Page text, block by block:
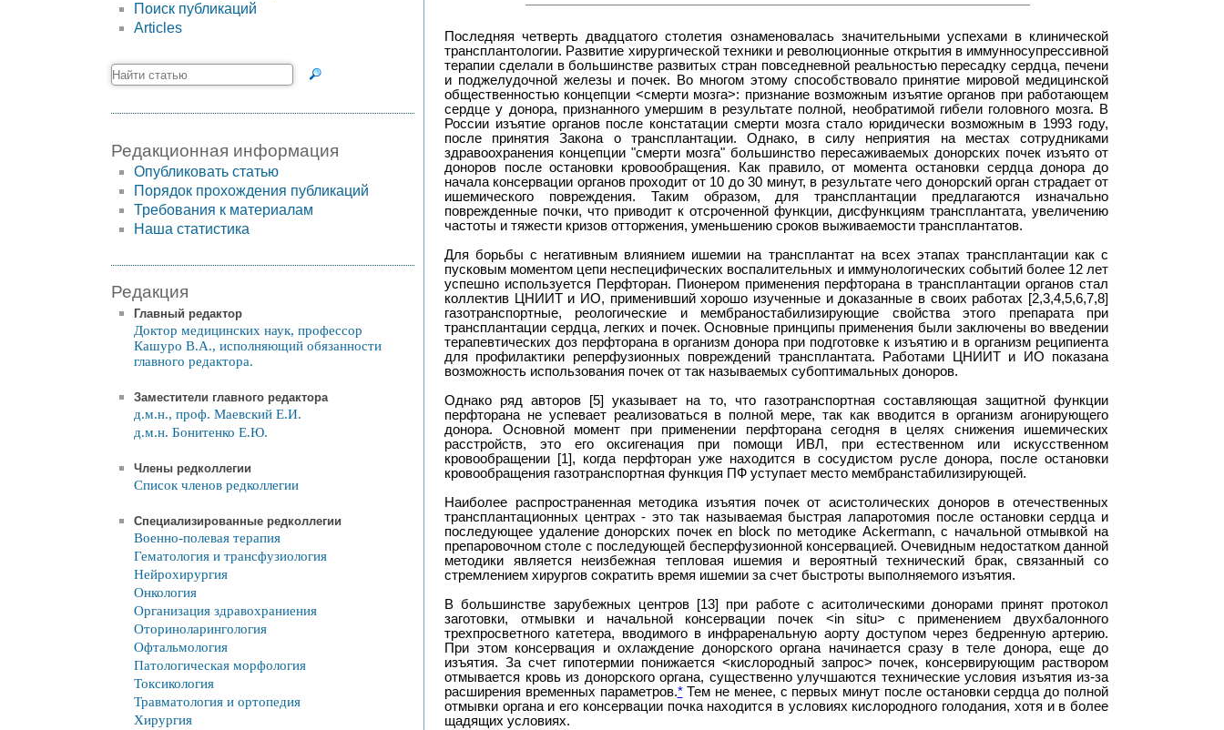
Поиск публикаций
Articles
Редакционная информация
Опубликовать статью
Порядок прохождения публикаций
Требования к материалам
Наша статистика
Редакция
Главный редактор
Доктор медицинских наук, профессор
Кашуро В.А., исполняющий обязанности
главного редактора.
Заместители главного редактора
д.м.н., проф. Маевский Е.И.
д.м.н. Бонитенко Е.Ю.
Члены редколлегии
Список членов редколлегии
Специализированные редколлегии
Военно-полевая терапия
Гематология и трансфузиология
Нейрохирургия
Онкология
Организация здравохраниения
Оториноларингология
Офтальмология
Патологическая морфология
Токсикология
Травматология и ортопедия
Хирургия
Последняя четверть двадцатого столетия ознаменовалась значительными успехами в клинической
трансплантологии. Развитие хирургической техники и революционные открытия в иммунносупрессивной
терапии сделали в большинстве развитых стран повседневной реальностью пересадку сердца, печени
и поджелудочной железы и почек. Во многом этому способствовало принятие мировой медицинской
общественностью концепции <смерти мозга>: признание возможным изъятие органов при работающем
сердце у донора, признанного умершим в результате полной, необратимой гибели головного мозга. В
России изъятие органов после констатации смерти мозга стало юридически возможным в 1993 году,
после принятия Закона о трансплантации. Однако, в силу неприятия на местах сотрудниками
здравоохранения концепции "смерти мозга" большинство пересаживаемых донорских почек изъято от
доноров после остановки кровообращения. Как правило, от момента остановки сердца донора до
начала консервации органов проходит от 10 до 30 минут, в результате чего донорский орган страдает от
ишемического повреждения. Таким образом, для трансплантации предлагаются изначально
поврежденные почки, что приводит к отсроченной функции, дисфункциям трансплантата, увеличению
частоты и тяжести кризов отторжения, уменьшению сроков выживаемости трансплантатов.
Для борьбы с негативным влиянием ишемии на трансплантат на всех этапах трансплантации как с
пусковым моментом цепи неспецифических воспалительных и иммунологических событий более 12 лет
успешно используется Перфторан. Пионером применения перфторана в трансплантации органов стал
коллектив ЦНИИТ и ИО, применивший хорошо изученные и доказанные в своих работах [2,3,4,5,6,7,8]
газотранспортные, реологические и мембраностабилизирующие свойства этого препарата при
трансплантации сердца, легких и почек. Основные принципы применения были заключены во введении
терапевтических доз перфторана в организм донора при подготовке к изъятию и в организм реципиента
для профилактики реперфузионных повреждений трансплантата. Работами ЦНИИТ и ИО показана
возможность использования почек от так называемых субоптимальных доноров.
Однако ряд авторов [5] указывает на то, что газотранспортная составляющая защитной функции
перфторана не успевает реализоваться в полной мере, так как вводится в организм агонирующего
донора. Основной момент при применении перфторана сегодня в целях снижения ишемических
расстройств, это его оксигенация при помощи ИВЛ, при естественном или искусственном
кровообращении [1], когда перфторан уже находится в сосудистом русле донора, после остановки
кровообращения газотранспортная функция ПФ уступает место мембранстабилизирующей.
Наиболее распространенная методика изъятия почек от асистолических доноров в отечественных
трансплантационных центрах - это так называемая быстрая лапаротомия после остановки сердца и
последующее удаление донорских почекen block по методике Ackermann, с начальной отмывкой на
препаровочном столе с последующей бесперфузионной консервацией. Очевидным недостатком данной
методики является неизбежная тепловая ишемия и вероятный технический брак, связанный со
стремлением хирургов сократить время ишемии за счет быстроты выполняемого изъятия.
В большинстве зарубежных центров [13] при работе с аситолическими донорами принят протокол
заготовки, отмывки и начальной консервации почек <in situ> с применением двухбалонного
трехпросветного катетера, вводимого в инфраренальную аорту доступом через бедренную артерию.
При этом консервация и охлаждение донорского органа начинается сразу в теле донора, еще до
изъятия. За счет гипотермии понижается <кислородный запрос> почек, консервирующим раствором
отмывается кровь из донорского органа, существенно улучшаются технические условия изъятия из-за
расширения временных параметров.*Тем не менее, с первых минут после остановки сердца до полной
отмывки органа и его консервации почка находится в условиях кислородного голодания, хотя и в более
щадящих условиях.